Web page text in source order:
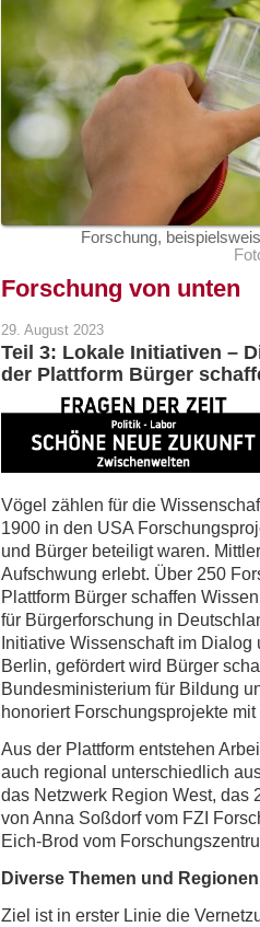
Forschung,
Forschung von unten
29. August 2023
Teil 3: Lokale Initiativen –
der Plattform Bürger
Vögel zählen für die
1900 in den USA
und Bürger beteiligt waren.
Aufschwung erlebt. Über 250
Plattform Bürger schaffen
für Bürgerforschung in
Initiative Wissenschaft im
Berlin, gefördert wird Bürger
Bundesministerium für Bildung
honoriert Forschungsprojekte
Aus der Plattform entstehen
auch regional unterschiedlich
das Netzwerk Region West, das
von Anna Soßdorf vom FZI
Eich-Brod vom
Diverse Themen und Regionen
Ziel ist in erster Linie die